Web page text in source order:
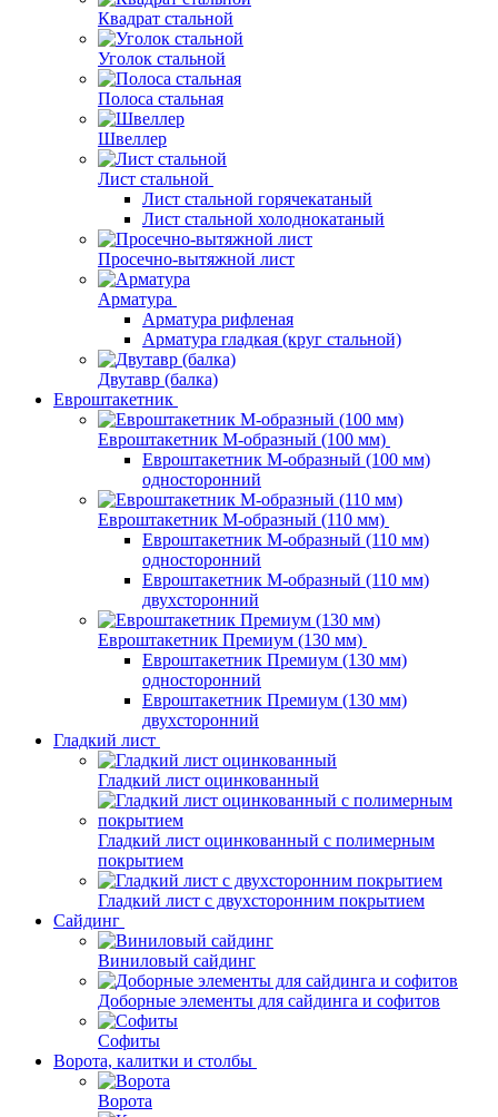
Квадрат стальной
Уголок стальной
Полоса стальная
Швеллер
Лист стальной
Лист стальной горячекатаный
Лист стальной холоднокатаный
Просечно-вытяжной лист
Арматура
Арматура рифленая
Арматура гладкая (круг стальной)
Двутавр (балка)
Евроштакетник
Евроштакетник М-образный (100 мм)
Евроштакетник М-образный (100 мм)
односторонний
Евроштакетник М-образный (110 мм)
Евроштакетник М-образный (110 мм)
односторонний
Евроштакетник М-образный (110 мм)
двухсторонний
Евроштакетник Премиум (130 мм)
Евроштакетник Премиум (130 мм)
односторонний
Евроштакетник Премиум (130 мм)
двухсторонний
Гладкий лист
Гладкий лист оцинкованный
Гладкий лист оцинкованный с полимерным
покрытием
Гладкий лист с двухсторонним покрытием
Сайдинг
Виниловый сайдинг
Доборные элементы для сайдинга и софитов
Софиты
Ворота, калитки и столбы
Ворота